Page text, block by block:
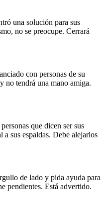
una solución para sus
no se preocupe. Cerrará
con personas de su
no tendrá una mano amiga.
que dicen ser sus
sus espaldas. Debe alejarlos
de lado y pida ayuda para
pendientes. Está advertido.